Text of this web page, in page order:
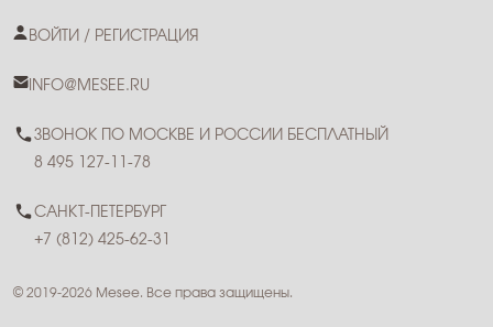
ВОЙТИ / РЕГИСТРАЦИЯ
INFO@MESEE.RU
ЗВОНОК ПО МОСКВЕ И РОССИИ БЕСПЛАТНЫЙ
8 495 127-11-78
САНКТ-ПЕТЕРБУРГ
+7 (812) 425-62-31
© 2019-2026 Mesee. Все права защищены.